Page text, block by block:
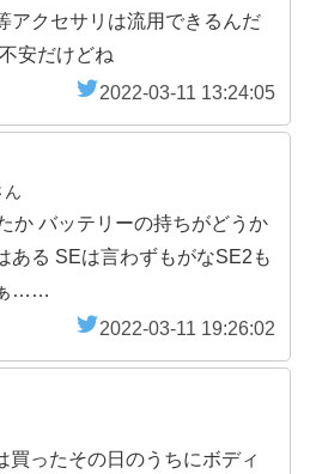
アクセサリは流用できるんだ
安だけどね
2022-03-11 13:24:05
ん
か バッテリーの持ちがどうか
ある SEは言わずもがなSE2も
ぁ……
2022-03-11 19:26:02
買ったその日のうちにボディ